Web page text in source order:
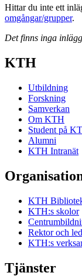
Hittar du inte ett
omgångar/grupper.
Det finns inga inlägg
KTH
Utbildning
Forskning
Samverkan
Om KTH
Student på
Alumni
KTH Intranät
KTH
KTH:s skolor
Rektor och
KTH:s
Tjänster